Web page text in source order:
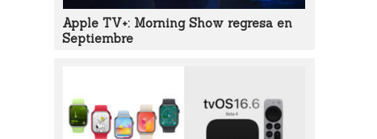
Apple TV+: Morning Show regresa en
Septiembre